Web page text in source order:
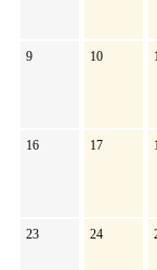
9 10
16 17
23 24